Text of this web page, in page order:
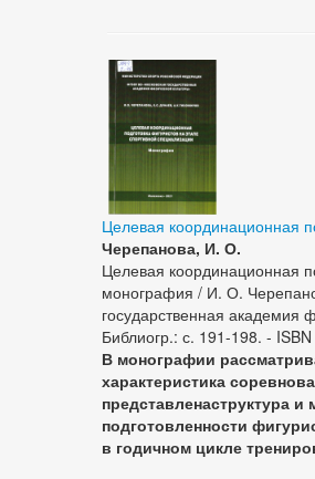
Целевая координационная
Черепанова, И. О.
Целевая координационная
монография / И. О.
государственная академия
Библиогр.: с. 191-198. -
В монографии
характеристика
представленаструктура
подготовленности
в годичном цикле